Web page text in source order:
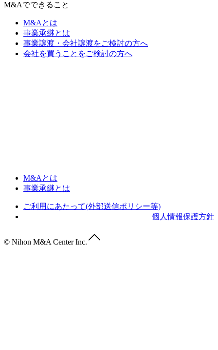
M&Aでできること
M&Aとは
事業承継とは
事業譲渡・会社譲渡をご検討の方へ
会社を買うことをご検討の方へ
M&Aとは
事業承継とは
ご利用にあたって(外部送信ポリシー等)
個人情報保護方針
© Nihon M&A Center Inc.